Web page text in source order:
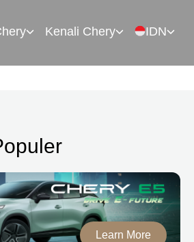
Kenali Chery IDN
Learn More